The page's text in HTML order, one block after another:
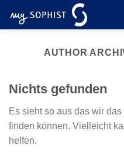
Inhalt
AUTHOR
Nichts gefunden
Es sieht so aus das wir
finden können. Vielleicht
helfen.